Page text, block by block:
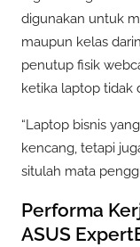
digunakan untuk
maupun kelas
penutup fisik
ketika laptop tidak
“Laptop bisnis
kencang, tetapi
situlah mata
Performa
ASUS